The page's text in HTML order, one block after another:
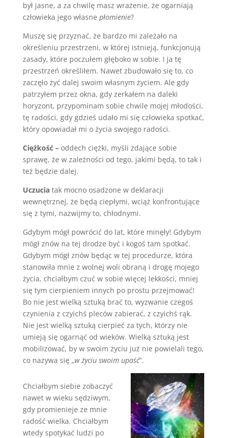
był jasne, a za chwilę masz wrażenie, że ogarniają
człowieka jego własne płomienie?
Muszę się przyznać, że bardzo mi zależało na
określeniu przestrzeni, w której istnieją, funkcjonują
zasady, które poczułem głęboko w sobie. I ja tę
przestrzeń określiłem. Nawet zbudowało się to, co
zaczęło żyć dalej swoim własnym życiem. Ale gdy
patrzyłem przez okna, gdy zerkałem na daleki
horyzont, przypominam sobie chwile mojej młodości,
tę radości, gdy gdzieś udało mi się człowieka spotkać,
który opowiadał mi o życia swojego radości.
Ciężkość –oddech ciężki, myśli zdające sobie
sprawę, że w zależności od tego, jakimi będą, to tak i
też będzie dalej.
Uczuciatak mocno osadzone w deklaracji
wewnętrznej, że będą ciepłymi, wciąż konfrontujące
się z tymi, nazwijmy to, chłodnymi.
Gdybym mógł powrócić do lat, które minęły! Gdybym
mógł znów na tej drodze być i kogoś tam spotkać.
Gdybym mógł znów będąc w tej procedurze, która
stanowiła mnie z wolnej woli obraną i drogę mojego
życia, chciałbym czuć w sobie więcej lekkości, mniej
się tym cierpieniem innych po prostu przejmować!
Bo nie jest wielką sztuką brać to, wyzwanie czegoś
czynienia z czyichś pleców zabierać, z czyichś rąk.
Nie jest wielką sztuką cierpieć za tych, którzy nie
umieją się ogarnąć od wieków. Wielką sztuką jest
mobilizować, by w swoim życiu już nie powielali tego,
co nazywa się „w życiu swoim upaść”.
Chciałbym siebie zobaczyć
nawet w wieku sędziwym,
gdy promienieje ze mnie
radość wielka. Chciałbym
wtedy spotykać ludzi po